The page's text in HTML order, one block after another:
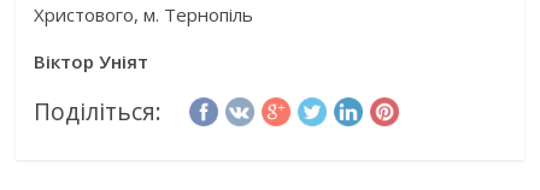
Христового, м. Тернопіль
Віктор Уніят
Поділіться: